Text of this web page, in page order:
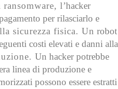
l’hacker
per rilasciarlo e
sicurezza fisica. Un robot
costi elevati e danni alla
Un hacker potrebbe
linea di produzione e
possono essere estratti